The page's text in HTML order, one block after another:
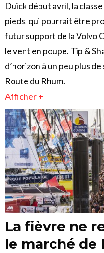
Duick début avril, la
pieds, qui pourrait être
futur support de la Volvo
le vent en poupe. Tip &
d’horizon à un peu plus
Route du Rhum.
Afficher +
La fièvre ne
le marché de